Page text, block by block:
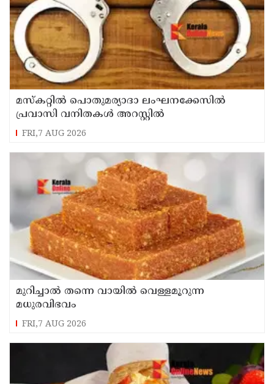
മസ്‌കറ്റില്‍ പൊതുമര്യാദാ ലംഘനക്കേസില്‍
പ്രവാസി വനിതകള്‍ അറസ്റ്റില്‍
FRI,7 AUG 2026
മുറിച്ചാൽ തന്നെ വായിൽ വെള്ളമൂറുന്ന
മധുരവിഭവം
FRI,7 AUG 2026